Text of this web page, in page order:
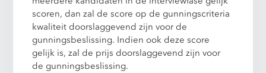
scoren, dan zal de score op de gunningscriteria
kwaliteit doorslaggevend zijn voor de
gunningsbeslissing. Indien ook deze score
gelijk is, zal de prijs doorslaggevend zijn voor
de gunningsbeslissing.